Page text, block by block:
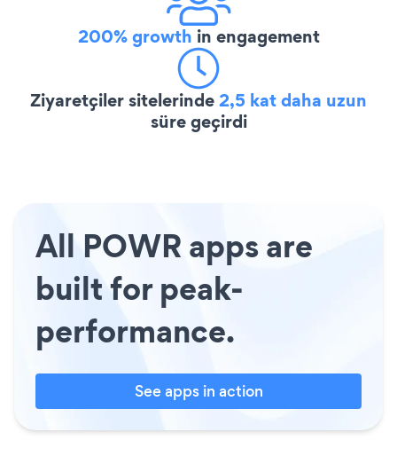
200% growth in engagement
Ziyaretçiler sitelerinde2,5 kat daha uzun
süre geçirdi
All POWR apps are
built for peak-
performance.
See apps in action